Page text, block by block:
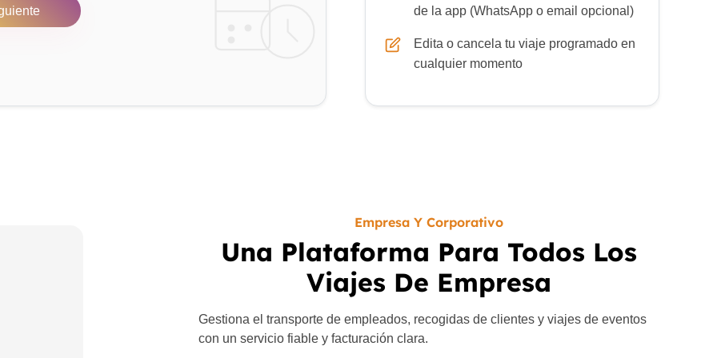
de la app (WhatsApp o email opcional)
Edita o cancela tu viaje programado en
cualquier momento
Empresa Y Corporativo
Una Plataforma Para Todos Los
Viajes De Empresa
Gestiona el transporte de empleados, recogidas de clientes y viajes de eventos
con un servicio fiable y facturación clara.